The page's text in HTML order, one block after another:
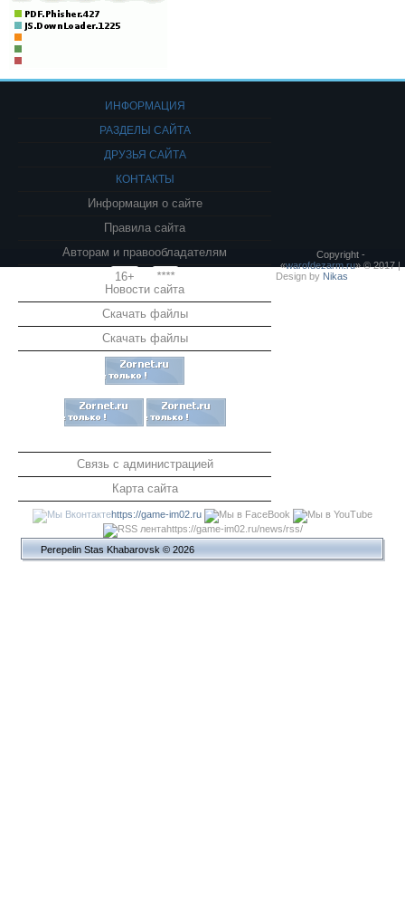
ИНФОРМАЦИЯ
РАЗДЕЛЫ САЙТА
ДРУЗЬЯ САЙТА
КОНТАКТЫ
Информация о сайте
Правила сайта
Авторам и правообладателям
16+
****
Новости сайта
Скачать файлы
Скачать файлы
Связь с администрацией
Карта сайта
Copyright -
«warofdezarm.ru» © 2017 |
Design by Nikas
https://game-im02.ru
https://game-im02.ru/news/rss/
Perepelin Stas Khabarovsk © 2026